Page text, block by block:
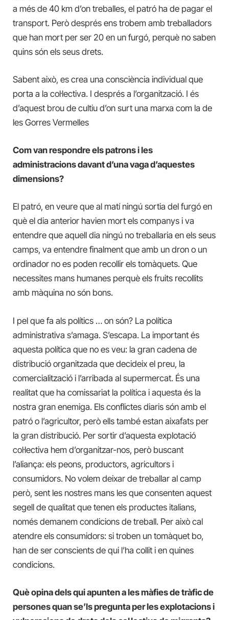
a més de 40 km d’on treballes, el patró ha de pagar el
transport. Però després ens trobem amb treballadors
que han mort per ser 20 en un furgó, perquè no saben
quins són els seus drets.
Sabent això, es crea una consciència individual que
porta a la col·lectiva. I després a l’organització. I és
d’aquest brou de cultiu d’on surt una marxa com la de
les Gorres Vermelles
Com van respondre els patrons i les
administracions davant d’una vaga d’aquestes
dimensions?
El patró, en veure que al matí ningú sortia del furgó en
què el dia anterior havien mort els companys i va
entendre que aquell dia ningú no treballaria en els seus
camps, va entendre finalment que amb un dron o un
ordinador no es poden recollir els tomàquets. Que
necessites mans humanes perquè els fruits recollits
amb màquina no són bons.
I pel que fa als polítics … on són? La política
administrativa s’amaga. S’escapa. La important és
aquesta política que no es veu: la gran cadena de
distribució organitzada que decideix el preu, la
comercialització i l’arribada al supermercat. És una
realitat que ha comissariat la política i aquesta és la
nostra gran enemiga. Els conflictes diaris són amb el
patró o l’agricultor, però ells també estan aixafats per
la gran distribució. Per sortir d’aquesta explotació
col·lectiva hem d’organitzar-nos, però buscant
l’aliança: els peons, productors, agricultors i
consumidors. No volem deixar de treballar al camp
però, sent les nostres mans les que consenten aquest
segell de qualitat que tenen els productes italians,
només demanem condicions de treball. Per això cal
atendre els consumidors: si troben un tomàquet bo,
han de ser conscients de qui l’ha collit i en quines
condicions.
Què opina dels qui apunten a les màfies de tràfic de
persones quan se’ls pregunta per les explotacions i